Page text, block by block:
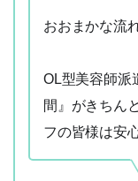
おおまかな流
OL型美容師派
間』がきちん
フの皆様は安